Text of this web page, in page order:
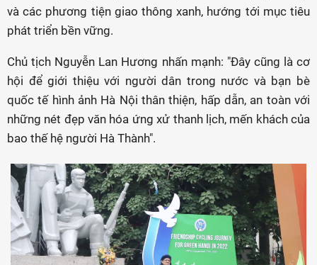
và các phương tiện giao thông xanh, hướng tới mục tiêu
phát triển bền vững.
Chủ tịch Nguyễn Lan Hương nhấn mạnh: "Đây cũng là cơ
hội để giới thiệu với người dân trong nước và bạn bè
quốc tế hình ảnh Hà Nội thân thiện, hấp dẫn, an toàn với
những nét đẹp văn hóa ứng xử thanh lịch, mến khách của
bao thế hệ người Hà Thành".